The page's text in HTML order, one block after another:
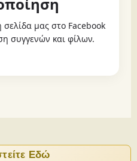
μας στο Facebook
συγγενών και φίλων.
Εδώ